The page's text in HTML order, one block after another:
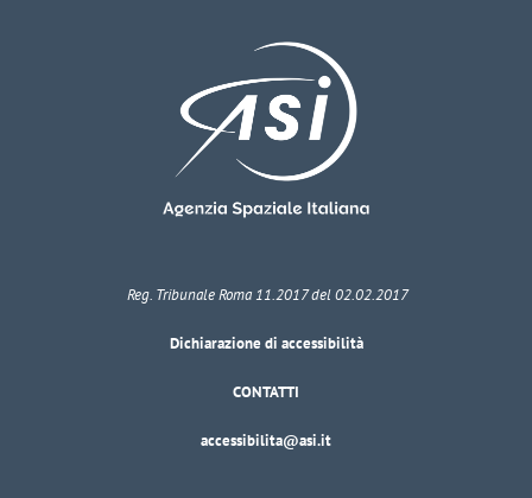
Reg. Tribunale Roma 11.2017 del 02.02.2017
Dichiarazione di accessibilità
CONTATTI
accessibilita@asi.it